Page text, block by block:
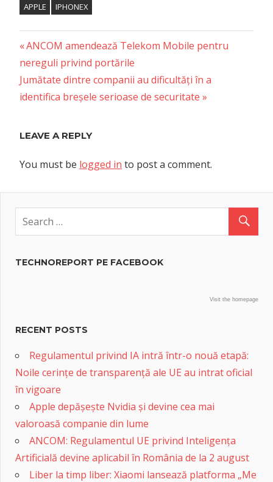
APPLE IPHONEX
Post
navigation
Previous
Post:
ANCOM amendează Telekom Mobile pentru
nereguli privind portările
Next
Post:
Jumătate dintre companii au dificultăți în a
identifica breșele serioase de securitate
LEAVE A REPLY
You must be logged in to post a comment.
TECHNOREPORT PE FACEBOOK
Visit the homepage
RECENT POSTS
Regulamentul privind IA intră într-o nouă etapă:
Noile cerințe de transparență ale UE au intrat oficial
în vigoare
Apple depășește Nvidia și devine cea mai
valoroasă companie din lume
ANCOM: Regulamentul UE privind Inteligența
Artificială devine aplicabil în România de la 2 august
Liber la timp liber: Xiaomi lansează platforma „Me